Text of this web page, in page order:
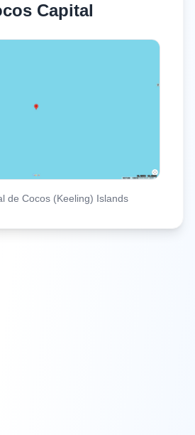
Capital
de Cocos (Keeling) Islands